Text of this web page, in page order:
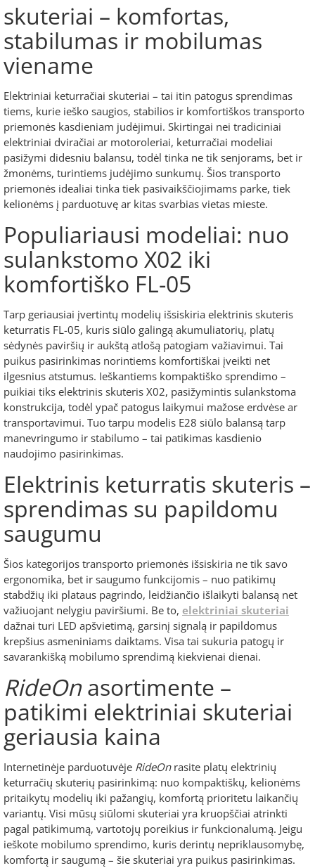
skuteriai – komfortas,
stabilumas ir mobilumas
viename
Elektriniai keturračiai skuteriai – tai itin patogus sprendimas
tiems, kurie ieško saugios, stabilios ir komfortiškos transporto
priemonės kasdieniam judėjimui. Skirtingai nei tradiciniai
elektriniai dviračiai ar motoroleriai, keturračiai modeliai
pasižymi didesniu balansu, todėl tinka ne tik senjorams, bet ir
žmonėms, turintiems judėjimo sunkumų. Šios transporto
priemonės idealiai tinka tiek pasivaikščiojimams parke, tiek
kelionėms į parduotuvę ar kitas svarbias vietas mieste.
Populiariausi modeliai: nuo
sulankstomo X02 iki
komfortiško FL-05
Tarp geriausiai įvertintų modelių išsiskiria elektrinis skuteris
keturratis FL-05, kuris siūlo galingą akumuliatorių, platų
sėdynės paviršių ir aukštą atlošą patogiam važiavimui. Tai
puikus pasirinkimas norintiems komfortiškai įveikti net
ilgesnius atstumus. Ieškantiems kompaktiško sprendimo –
puikiai tiks elektrinis skuteris X02, pasižymintis sulankstoma
konstrukcija, todėl ypač patogus laikymui mažose erdvėse ar
transportavimui. Tuo tarpu modelis E28 siūlo balansą tarp
manevringumo ir stabilumo – tai patikimas kasdienio
naudojimo pasirinkimas.
Elektrinis keturratis skuteris –
sprendimas su papildomu
saugumu
Šios kategorijos transporto priemonės išsiskiria ne tik savo
ergonomika, bet ir saugumo funkcijomis – nuo patikimų
stabdžių iki plataus pagrindo, leidžiančio išlaikyti balansą net
važiuojant nelygiu paviršiumi. Be to, elektriniai skuteriai
dažnai turi LED apšvietimą, garsinį signalą ir papildomus
krepšius asmeniniams daiktams. Visa tai sukuria patogų ir
savarankišką mobilumo sprendimą kiekvienai dienai.
RideOn asortimente –
patikimi elektriniai skuteriai
geriausia kaina
Internetinėje parduotuvėje RideOnrasite platų elektrinių
keturračių skuterių pasirinkimą: nuo kompaktiškų, kelionėms
pritaikytų modelių iki pažangių, komfortą prioritetu laikančių
variantų. Visi mūsų siūlomi skuteriai yra kruopščiai atrinkti
pagal patikimumą, vartotojų poreikius ir funkcionalumą. Jeigu
ieškote mobilumo sprendimo, kuris derintų nepriklausomybę,
komfortą ir saugumą – šie skuteriai yra puikus pasirinkimas.